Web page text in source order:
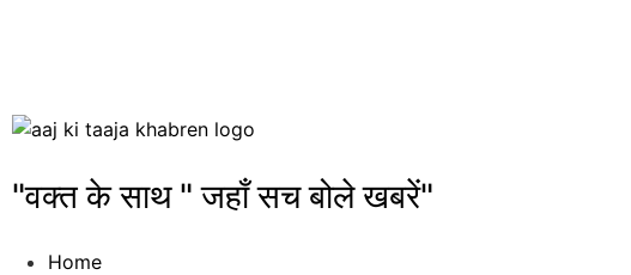
"वक्त के साथ " जहाँ सच बोले खबरें"
Home